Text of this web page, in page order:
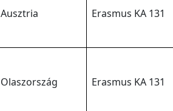
Ausztria Erasmus KA 131
Olaszország Erasmus KA 131